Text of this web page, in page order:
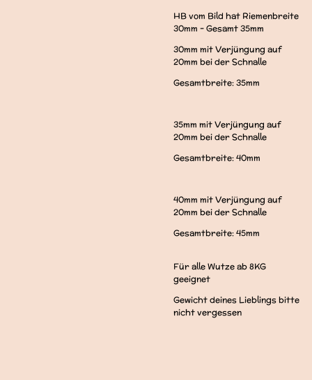
HB vom Bild hat Riemenbreite
30mm - Gesamt 35mm
30mm mit Verjüngung auf
20mm bei der Schnalle
Gesamtbreite: 35mm
35mm mit Verjüngung auf
20mm bei der Schnalle
Gesamtbreite: 40mm
40mm mit Verjüngung auf
20mm bei der Schnalle
Gesamtbreite: 45mm
Für alle Wutze ab 8KG
geeignet
Gewicht deines Lieblings bitte
nicht vergessen